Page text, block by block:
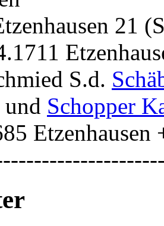
21
S.d.
Schopper
Etzenhausen